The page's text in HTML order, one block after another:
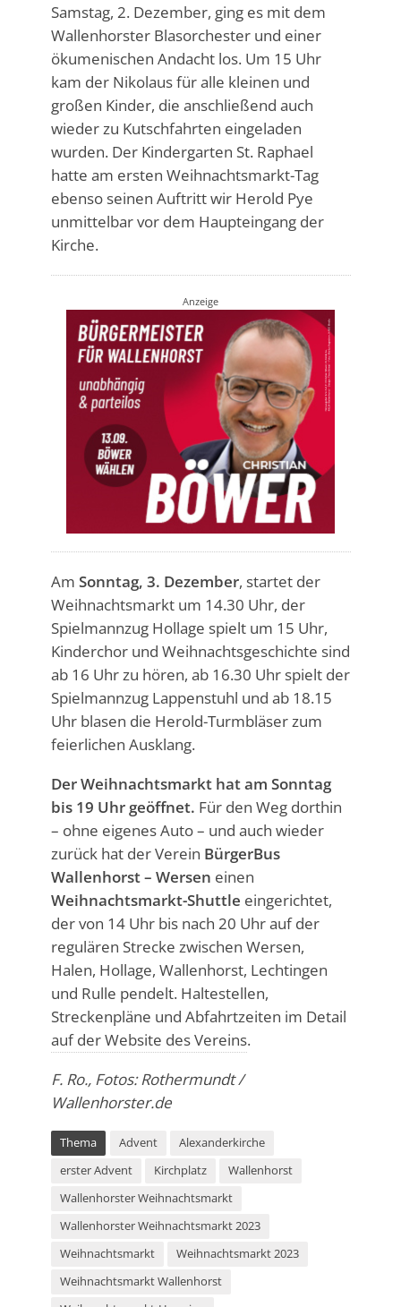
Samstag, 2. Dezember, ging es mit dem
Wallenhorster Blasorchester und einer
ökumenischen Andacht los. Um 15 Uhr
kam der Nikolaus für alle kleinen und
großen Kinder, die anschließend auch
wieder zu Kutschfahrten eingeladen
wurden. Der Kindergarten St. Raphael
hatte am ersten Weihnachtsmarkt-Tag
ebenso seinen Auftritt wir Herold Pye
unmittelbar vor dem Haupteingang der
Kirche.
Anzeige
Am Sonntag, 3. Dezember, startet der
Weihnachtsmarkt um 14.30 Uhr, der
Spielmannzug Hollage spielt um 15 Uhr,
Kinderchor und Weihnachtsgeschichte sind
ab 16 Uhr zu hören, ab 16.30 Uhr spielt der
Spielmannzug Lappenstuhl und ab 18.15
Uhr blasen die Herold-Turmbläser zum
feierlichen Ausklang.
Der Weihnachtsmarkt hat am Sonntag
bis 19 Uhr geöffnet. Für den Weg dorthin
– ohne eigenes Auto – und auch wieder
zurück hat der Verein BürgerBus
Wallenhorst – Wersen einen
Weihnachtsmarkt-Shuttle eingerichtet,
der von 14 Uhr bis nach 20 Uhr auf der
regulären Strecke zwischen Wersen,
Halen, Hollage, Wallenhorst, Lechtingen
und Rulle pendelt. Haltestellen,
Streckenpläne und Abfahrtzeiten im Detail
auf der Website des Vereins.
F. Ro., Fotos: Rothermundt /
Wallenhorster.de
Thema Advent
Alexanderkirche
erster Advent
Kirchplatz
Wallenhorst
Wallenhorster Weihnachtsmarkt
Wallenhorster Weihnachtsmarkt 2023
Weihnachtsmarkt
Weihnachtsmarkt 2023
Weihnachtsmarkt Wallenhorst